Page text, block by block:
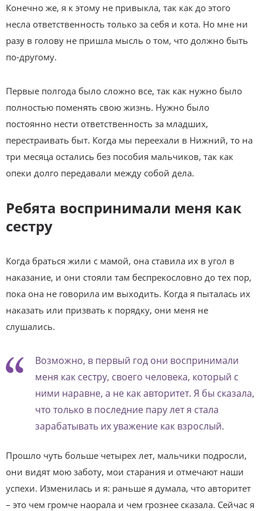
Конечно же, я к этому не привыкла, так как до этого
несла ответственность только за себя и кота. Но мне ни
разу в голову не пришла мысль о том, что должно быть
по-другому.
Первые полгода было сложно все, так как нужно было
полностью поменять свою жизнь. Нужно было
постоянно нести ответственность за младших,
перестраивать быт. Когда мы переехали в Нижний, то на
три месяца остались без пособия мальчиков, так как
опеки долго передавали между собой дела.
Ребята воспринимали меня как
сестру
Когда браться жили с мамой, она ставила их в угол в
наказание, и они стояли там беспрекословно до тех пор,
пока она не говорила им выходить. Когда я пыталась их
наказать или призвать к порядку, они меня не
слушались.
Возможно, в первый год они воспринимали
меня как сестру, своего человека, который с
ними наравне, а не как авторитет. Я бы сказала,
что только в последние пару лет я стала
зарабатывать их уважение как взрослый.
Прошло чуть больше четырех лет, мальчики подросли,
они видят мою заботу, мои старания и отмечают наши
успехи. Изменилась и я: раньше я думала, что авторитет
– это чем громче наорала и чем грознее сказала. Сейчас я